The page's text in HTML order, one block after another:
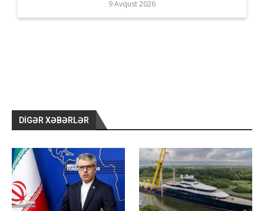
9 Avqust 2026
DIGƏR XƏBƏRLƏR